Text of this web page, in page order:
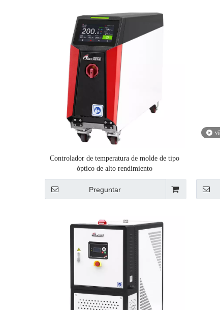
Controlador de temperatura de molde de tipo
óptico de alto rendimiento
Preguntar